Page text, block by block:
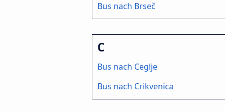
Bus nach Brseč
C
Bus nach Ceglje
Bus nach Crikvenica